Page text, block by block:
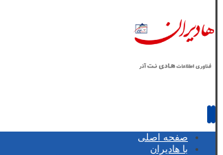
صفحه اصلی
با هادیران